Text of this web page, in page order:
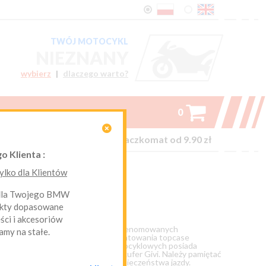
TWÓJ MOTOCYKL
wybierz | dlaczego warto?

Klienta :
dla Klientów
Twojego BMW
dopasowane
i akcesoriów
na stałe.

0
on-line kurier Inpost i Paczkomat od 9.90 zł
BMW. Proponujemy kufry renomowanych
wygląd oraz cena. Do zamontowania topcase
Każdy producent kufrów motocyklowych posiada
marek, np. płyta BMW i kufer Givi. Należy pamiętać
dla stabilności motocykla i bezpieczeństwa jazdy.